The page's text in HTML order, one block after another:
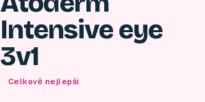
Intensive eye
3v1
Celkově nejlepší